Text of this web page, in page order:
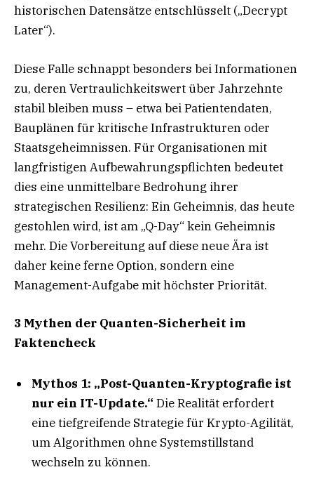
historischen Datensätze entschlüsselt („Decrypt
Later“).
Diese Falle schnappt besonders bei Informationen
zu, deren Vertraulichkeitswert über Jahrzehnte
stabil bleiben muss – etwa bei Patientendaten,
Bauplänen für kritische Infrastrukturen oder
Staatsgeheimnissen. Für Organisationen mit
langfristigen Aufbewahrungspflichten bedeutet
dies eine unmittelbare Bedrohung ihrer
strategischen Resilienz: Ein Geheimnis, das heute
gestohlen wird, ist am „Q-Day“ kein Geheimnis
mehr. Die Vorbereitung auf diese neue Ära ist
daher keine ferne Option, sondern eine
Management-Aufgabe mit höchster Priorität.
3 Mythen der Quanten-Sicherheit im
Faktencheck
Mythos 1: „Post-Quanten-Kryptografie ist
nur ein IT-Update.“ Die Realität erfordert
eine tiefgreifende Strategie für Krypto-Agilität,
um Algorithmen ohne Systemstillstand
wechseln zu können.